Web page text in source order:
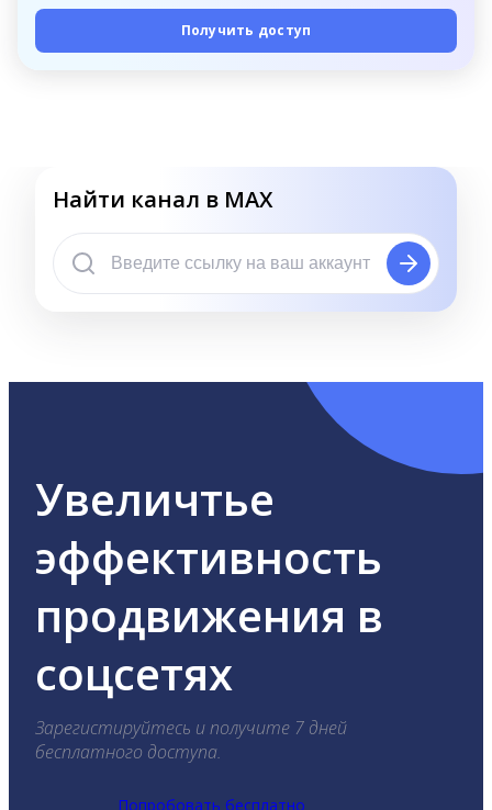
Получить доступ
Найти канал в MAX
Увеличтье
эффективность
продвижения в
соцсетях
Зарегистируйтесь и получите 7 дней
бесплатного доступа.
Попробовать бесплатно